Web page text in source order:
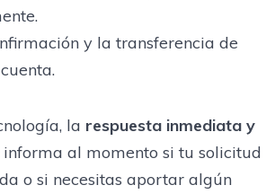
y la transferencia de
la respuesta inmediata y
informa al momento si tu solicitud
o si necesitas aportar algún